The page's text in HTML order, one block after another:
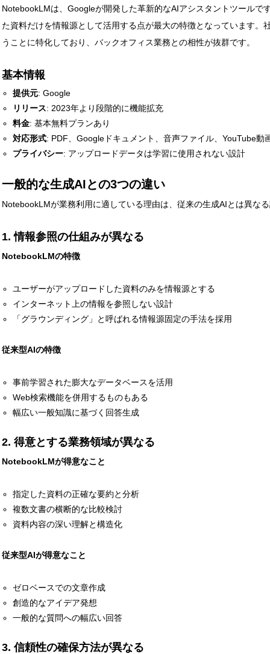
生成AI
採用関連情報
NotebookLMは、Googleが開発した革新的なAIアシスタントツールで
た資料だけを情報源として活用する点が最大の特徴となっています
うことに特化しており、バックオフィス業務との相性が抜群です。
基本情報
提供元: Google
リリース: 2023年より段階的に機能拡充
料金: 基本無料プランあり
対応形式: PDF、Googleドキュメント、音声ファイル、YouTube動
プライバシー: アップロードデータは学習に使用されない設計
一般的な生成AIとの3つの違い
NotebookLMが業務利用に適している理由は、従来の生成AIとは異な
1. 情報参照の仕組みが異なる
NotebookLMの特徴
ユーザーがアップロードした資料のみを情報源とする
インターネット上の情報を参照しない設計
「グラウンディング」と呼ばれる情報源固定の手法を採用
従来型AIの特徴
事前学習された膨大なデータベースを活用
Web検索機能を併用するものもある
幅広い一般知識に基づく回答生成
2. 得意とする業務領域が異なる
NotebookLMが得意なこと
指定した資料の正確な要約と分析
複数文書の横断的な比較検討
資料内容の深い理解と構造化
従来型AIが得意なこと
ゼロベースでの文章作成
創造的なアイデア発想
一般的な質問への幅広い回答
3. 信頼性の確保方法が異なる